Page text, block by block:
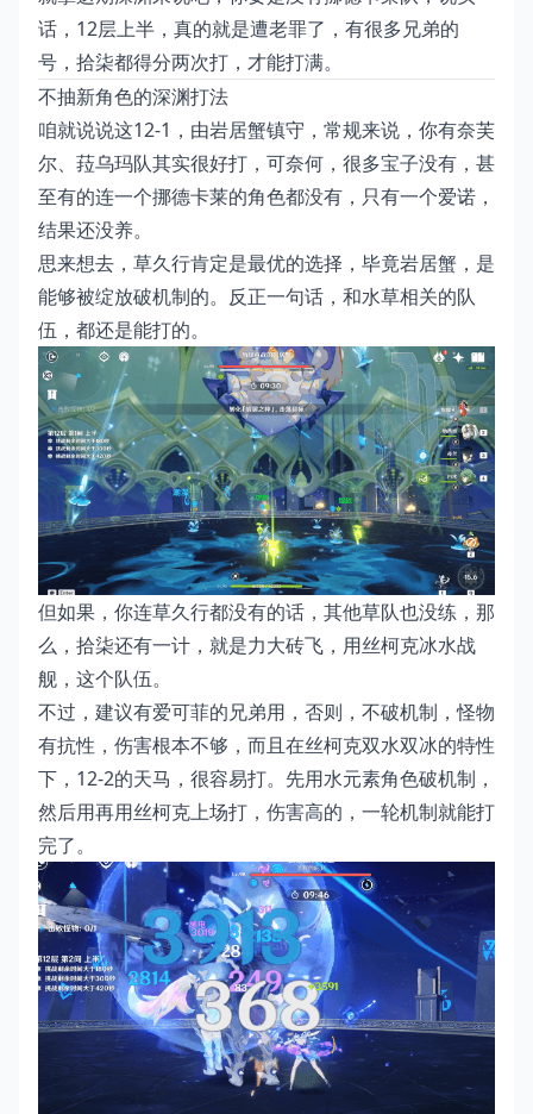
话，12层上半，真的就是遭老罪了，有很多兄弟的
号，拾柒都得分两次打，才能打满。
不抽新角色的深渊打法
咱就说说这12-1，由岩居蟹镇守，常规来说，你有奈芙
尔、菈乌玛队其实很好打，可奈何，很多宝子没有，甚
至有的连一个挪德卡莱的角色都没有，只有一个爱诺，
结果还没养。
思来想去，草久行肯定是最优的选择，毕竟岩居蟹，是
能够被绽放破机制的。反正一句话，和水草相关的队
伍，都还是能打的。
但如果，你连草久行都没有的话，其他草队也没练，那
么，拾柒还有一计，就是力大砖飞，用丝柯克冰水战
舰，这个队伍。
不过，建议有爱可菲的兄弟用，否则，不破机制，怪物
有抗性，伤害根本不够，而且在丝柯克双水双冰的特性
下，12-2的天马，很容易打。先用水元素角色破机制，
然后用再用丝柯克上场打，伤害高的，一轮机制就能打
完了。